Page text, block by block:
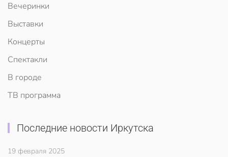
Вечеринки
Выставки
Концерты
Спектакли
В городе
ТВ программа
Последние новости Иркутска
19 февраля 2025